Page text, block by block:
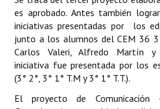
Actas de Sesión
Informes de Unidad Coordinadora
Ejecución Presupuestaria
Actas de Audiencias Públicas
es aprobado. Antes también
iniciativas presentadas por los
junto a los alumnos del CEM 36
Carlos Valeri, Alfredo Martín y
iniciativa fue presentada por los
(3° 2°, 3° 1° T.M y 3° 1° T.T.).
El proyecto de Comunicación